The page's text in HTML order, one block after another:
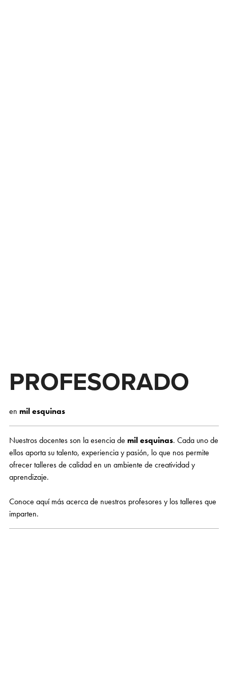
PROFESORADO
en mil esquinas
Nuestros docentes son la esencia de mil esquinas. Cada uno de
ellos aporta su talento, experiencia y pasión, lo que nos permite
ofrecer talleres de calidad en un ambiente de creatividad y
aprendizaje.
Conoce aquí más acerca de nuestros profesores y los talleres que
imparten.